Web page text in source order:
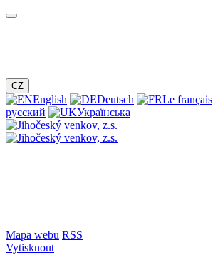
CZ
English Deutsch Le français
русский
Українська
Mapa webu RSS
Vytisknout